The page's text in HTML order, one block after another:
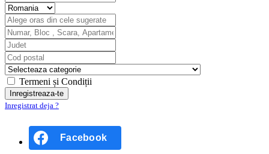
Termeni și Condiții
Inregistrat deja ?
Facebook